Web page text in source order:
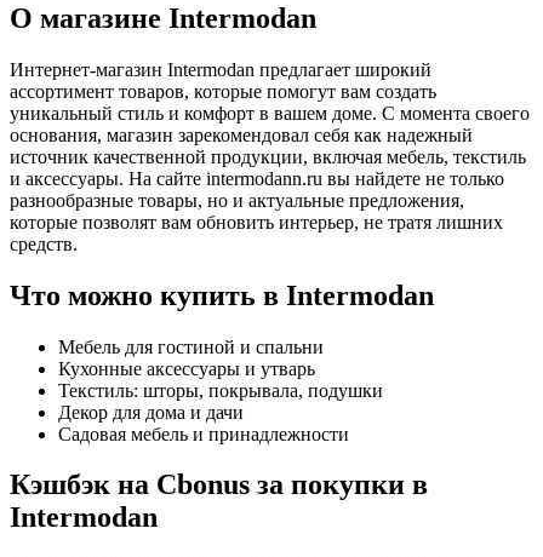
О магазине Intermodan
Интернет-магазин Intermodan предлагает широкий
ассортимент товаров, которые помогут вам создать
уникальный стиль и комфорт в вашем доме. С момента своего
основания, магазин зарекомендовал себя как надежный
источник качественной продукции, включая мебель, текстиль
и аксессуары. На сайте intermodann.ru вы найдете не только
разнообразные товары, но и актуальные предложения,
которые позволят вам обновить интерьер, не тратя лишних
средств.
Что можно купить в Intermodan
Мебель для гостиной и спальни
Кухонные аксессуары и утварь
Текстиль: шторы, покрывала, подушки
Декор для дома и дачи
Садовая мебель и принадлежности
Кэшбэк на Cbonus за покупки в
Intermodan